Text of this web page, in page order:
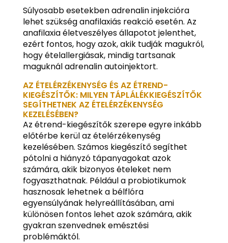
Súlyosabb esetekben adrenalin injekcióra
lehet szükség anafilaxiás reakció esetén. Az
anafilaxia életveszélyes állapotot jelenthet,
ezért fontos, hogy azok, akik tudják magukról,
hogy ételallergiásak, mindig tartsanak
maguknál adrenalin autoinjektort.
AZ ÉTELÉRZÉKENYSÉG ÉS AZ ÉTREND-
KIEGÉSZÍTŐK: MILYEN TÁPLÁLÉKKIEGÉSZÍTŐK
SEGÍTHETNEK AZ ÉTELÉRZÉKENYSÉG
KEZELÉSÉBEN?
Az étrend-kiegészítők szerepe egyre inkább
előtérbe kerül az ételérzékenység
kezelésében. Számos kiegészítő segíthet
pótolni a hiányzó tápanyagokat azok
számára, akik bizonyos ételeket nem
fogyaszthatnak. Például a probiotikumok
hasznosak lehetnek a bélflóra
egyensúlyának helyreállításában, ami
különösen fontos lehet azok számára, akik
gyakran szenvednek emésztési
problémáktól.